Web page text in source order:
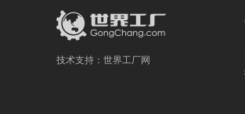
技术支持： 世界工厂网